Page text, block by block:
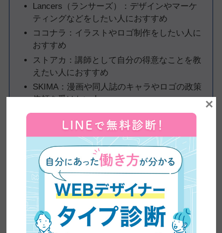
Lancers（ランサーズ）：デザインやマーケ
ティングなどをしたい人におすすめ
ココナラ：イラストやロゴ制作をしたい人に
おすすめ
ストアカ：講師として自分の得意なことを教
えたい人におすすめ
SKIMA：漫画や同人誌のキャラやロゴの政策
依頼を受けたい人
クラウドソーシングアプリ1：クラウドワークス
×